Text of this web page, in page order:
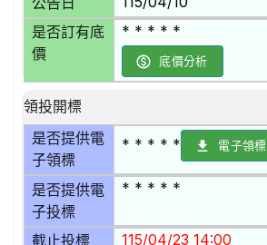
是否訂有底
價
* * * * *
底價分析
領投開標
是否提供電
子領標
* * * * * 電子領標
是否提供電
子投標
* * * * *
截止投標 115/04/23 14:00